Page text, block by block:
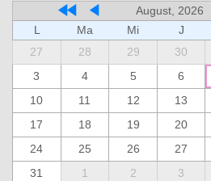
August, 2026
L
Ma Mi J
27
28 29 30
3
4 5 6
10
11 12 13
17
18 19 20
24
25 26 27
31
1 2 3